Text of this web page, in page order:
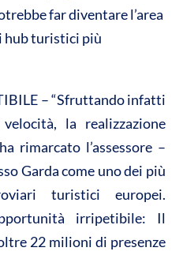
far diventare l’area
hub turistici più
– “Sfruttando infatti
la realizzazione
rimarcato l’assessore –
Garda come uno dei più
turistici europei.
irripetibile: Il
22 milioni di presenze